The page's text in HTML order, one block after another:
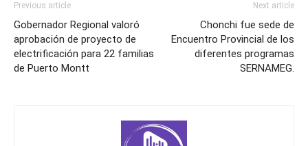
Previous article
Gobernador Regional valoró
aprobación de proyecto de
electrificación para 22 familias
de Puerto Montt
Next article
Chonchi fue sede de
Encuentro Provincial de los
diferentes programas
SERNAMEG.